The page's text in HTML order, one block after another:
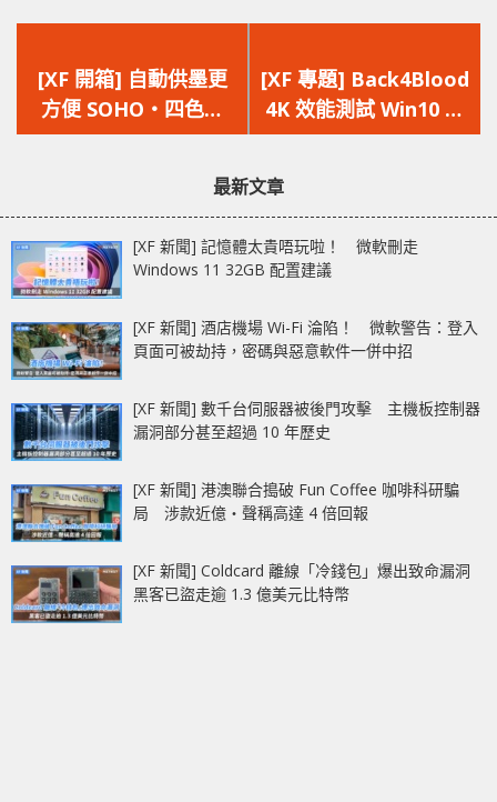
一
篇
文
[XF 開箱] 自動供墨更
方便 SOHO‧四色打
印‧掃描‧無線打印
一
篇
文
[XF 專題] Back4Blood
4K 效能測試 Win10 vs
Win11‧一招提升
最新文章
[XF 新聞] 記憶體太貴唔玩啦！ 微軟刪走
Windows 11 32GB 配置建議
[XF 新聞] 酒店機場 Wi-Fi 淪陷！ 微軟警告：登入
頁面可被劫持，密碼與惡意軟件一併中招
[XF 新聞] 數千台伺服器被後門攻擊 主機板控制器
漏洞部分甚至超過 10 年歷史
[XF 新聞] 港澳聯合搗破 Fun Coffee 咖啡科研騙
局 涉款近億‧聲稱高達 4 倍回報
[XF 新聞] Coldcard 離線「冷錢包」爆出致命漏洞
黑客已盜走逾 1.3 億美元比特幣